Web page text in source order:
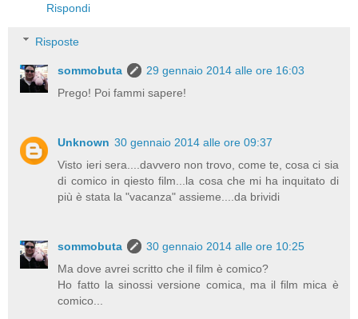
Rispondi
Risposte
sommobuta
29 gennaio 2014 alle ore 16:03
Prego! Poi fammi sapere!
Unknown 30 gennaio 2014 alle ore 09:37
Visto ieri sera....davvero non trovo, come te, cosa ci sia
di comico in qiesto film...la cosa che mi ha inquitato di
più è stata la "vacanza" assieme....da brividi
sommobuta
30 gennaio 2014 alle ore 10:25
Ma dove avrei scritto che il film è comico?
Ho fatto la sinossi versione comica, ma il film mica è
comico...